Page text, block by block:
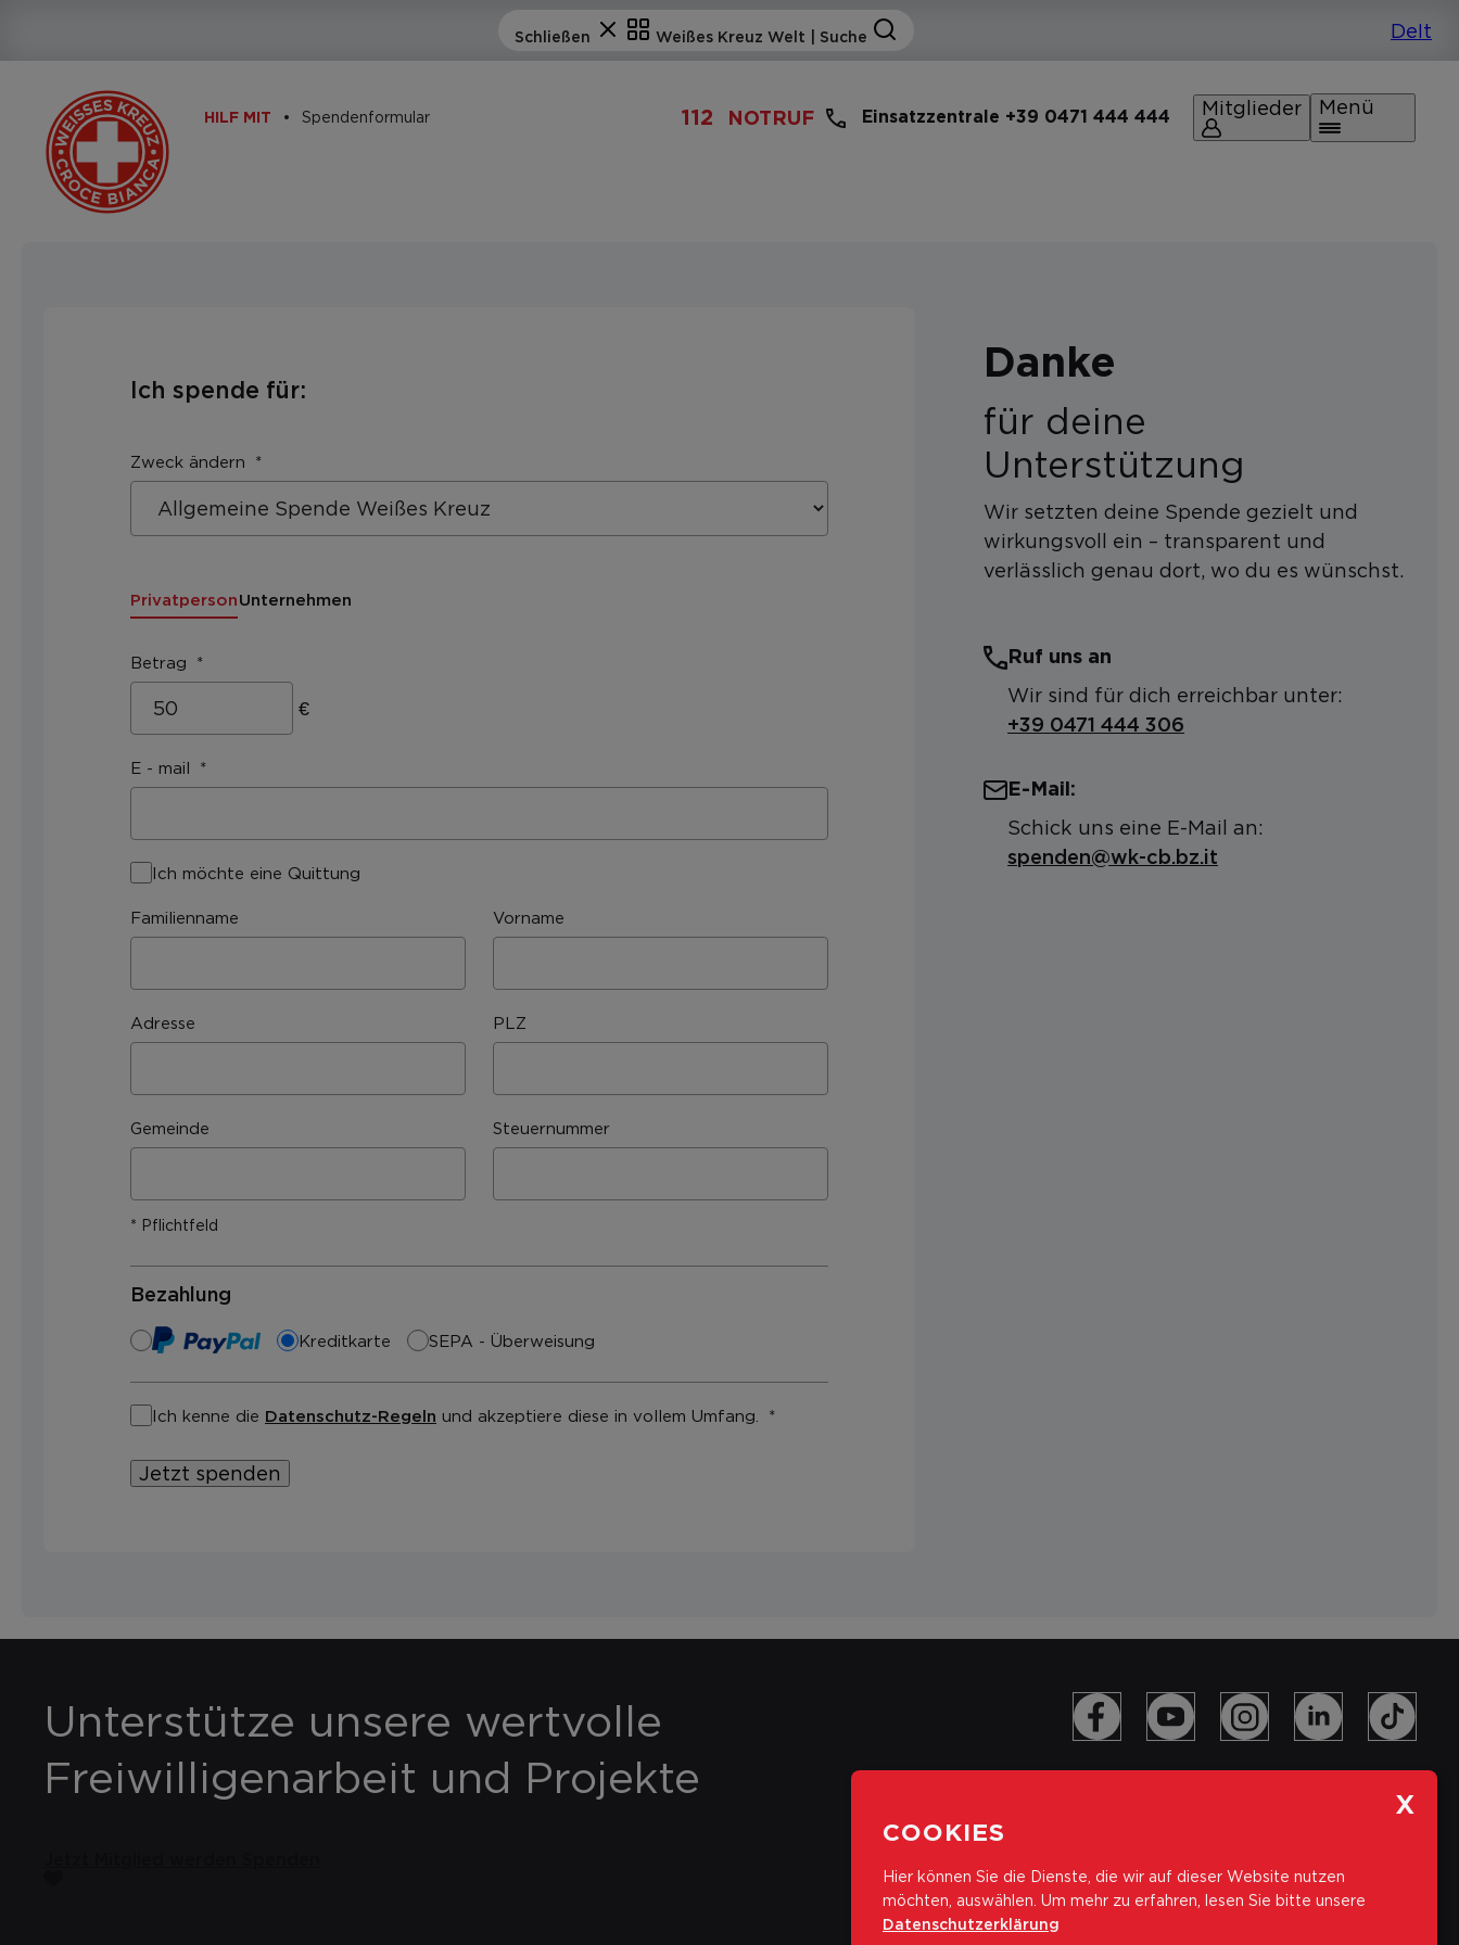
HILF MIT Spendenformular 112 NOTRUF Einsatzzentrale +39 0471 444 444 Mitglieder Menü
Ich spende für:
Zweck ändern
PrivatpersonUnternehmen
Betrag
€
E - mail
Ich möchte eine Quittung
Familienname Vorname
Adresse PLZ
Gemeinde Steuernummer
* Pflichtfeld
Bezahlung
Kreditkarte SEPA - Überweisung
Ich kenne die Datenschutz-Regeln und akzeptiere diese in vollem Umfang.
Jetzt spenden
Danke
für deine
Unterstützung
Wir setzten deine Spende gezielt und
wirkungsvoll ein – transparent und
verlässlich genau dort, wo du es wünschst.
Ruf uns an
Wir sind für dich erreichbar unter:
+39 0471 444 306
E-Mail:
Schick uns eine E-Mail an:
spenden@wk-cb.bz.it
Unterstütze unsere wertvolle
Freiwilligenarbeit und Projekte
COOKIES
Hier können Sie die Dienste, die wir auf dieser Website nutzen
möchten, auswählen. Um mehr zu erfahren, lesen Sie bitte unsere
Datenschutzerklärung